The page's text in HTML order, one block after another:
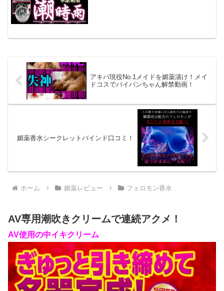
アキバ現役No.1メイドを媚薬漬け！メイ
ドコスでパイパンちゃん解禁動画！
媚薬香水シークレットバインド口コミ！
ホーム 媚薬レビュー フェロモン香水
AV専用潮吹きクリームで連続アクメ！
AV使用の中イキクリーム